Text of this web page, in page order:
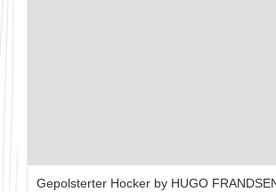
Gepolsterter Hocker by HUGO